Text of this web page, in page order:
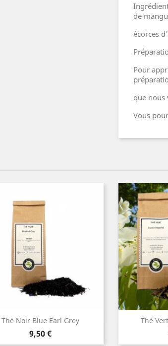
de
écorces
Pour
que nous
Vous
Thé Noir Blue Earl Grey
Prix
9,50 €
Aperçu rapide
Thé